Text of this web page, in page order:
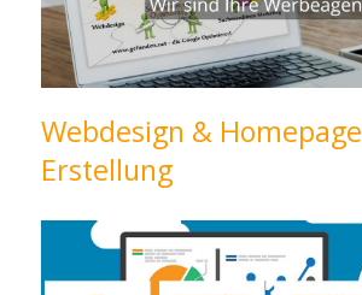
Webdesign & Homepage
Erstellung